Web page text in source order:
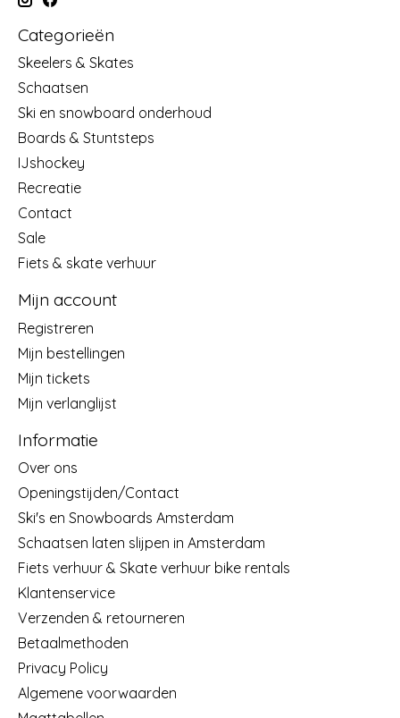
Categorieën
Skeelers & Skates
Schaatsen
Ski en snowboard onderhoud
Boards & Stuntsteps
IJshockey
Recreatie
Contact
Sale
Fiets & skate verhuur
Mijn account
Registreren
Mijn bestellingen
Mijn tickets
Mijn verlanglijst
Informatie
Over ons
Openingstijden/Contact
Ski's en Snowboards Amsterdam
Schaatsen laten slijpen in Amsterdam
Fiets verhuur & Skate verhuur bike rentals
Klantenservice
Verzenden & retourneren
Betaalmethoden
Privacy Policy
Algemene voorwaarden